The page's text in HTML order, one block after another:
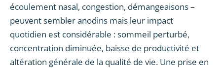
écoulement nasal, congestion, démangeaisons –
peuvent sembler anodins mais leur impact
quotidien est considérable : sommeil perturbé,
concentration diminuée, baisse de productivité et
altération générale de la qualité de vie. Une prise en